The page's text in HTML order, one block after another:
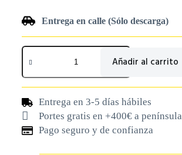
Entrega en calle (Sólo descarga)
Añadir al carrito
Entrega en 3-5 días hábiles
Portes gratis en +400€ a península
Pago seguro y de confianza